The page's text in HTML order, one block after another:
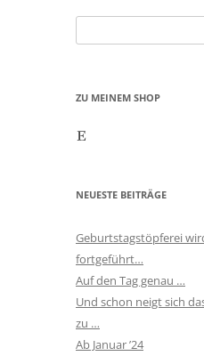
nach:
ZU MEINEM SHOP
Etsy
NEUESTE BEITRÄGE
Geburtstagstöpferei
fortgeführt…
Auf den Tag genau …
Und schon neigt sich
zu …
Ab Januar ’24